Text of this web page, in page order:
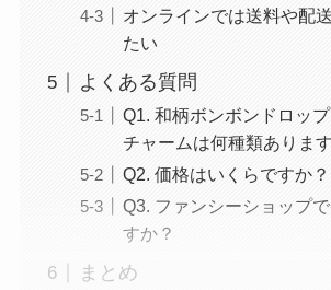
オンラインでは送料や配
たい
よくある質問
Q1. 和柄ボンボンドロッ
チャームは何種類ありま
Q2. 価格はいくらですか？
Q3. ファンシーショップ
すか？
まとめ